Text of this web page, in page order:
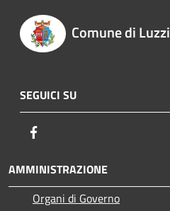
Comune di Luzzi
SEGUICI SU
AMMINISTRAZIONE
Organi di Governo